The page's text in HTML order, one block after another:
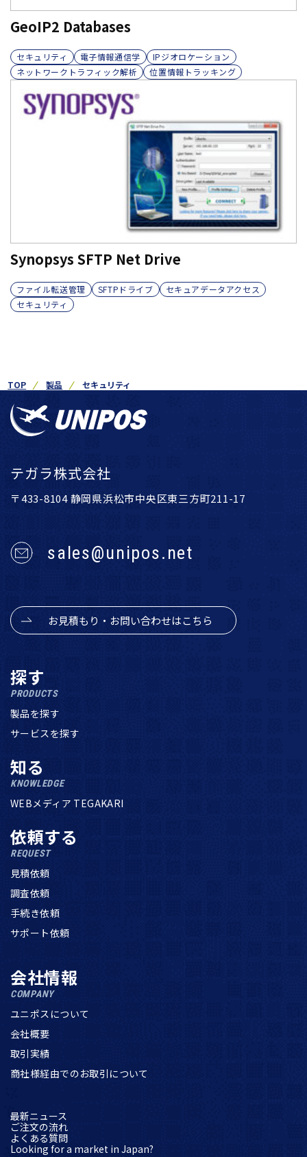
GeoIP2 Databases
セキュリティ 電子情報通信学
IPジオロケーション
ネットワークトラフィック解析
位置情報トラッキング
Synopsys SFTP Net Drive
ファイル転送管理 SFTPドライブ
セキュアデータアクセス
セキュリティ
TOP 製品 セキュリティ
テガラ株式会社
〒433-8104 静岡県浜松市中央区東三方町211-17
sales@unipos.net
お見積もり・お問い合わせはこちら
探す
PRODUCTS
製品を探す
サービスを探す
知る
KNOWLEDGE
WEBメディア TEGAKARI
依頼する
REQUEST
見積依頼
調査依頼
手続き依頼
サポート依頼
会社情報
COMPANY
ユニポスについて
会社概要
取引実績
商社様経由でのお取引について
最新ニュース
ご注文の流れ
よくある質問
Looking for a market in Japan?